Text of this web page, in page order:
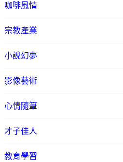
咖啡風情
宗教產業
小說幻夢
影像藝術
心情隨筆
才子佳人
教育學習